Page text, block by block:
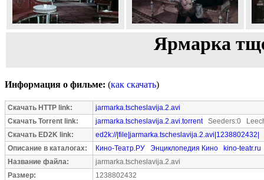
Ярмарка
Информация о фильме: (как скачать)
Скачать HTTP link:
jarmarka.tscheslavija.2.avi
Скачать Torrent link:
jarmarka.tscheslavija.2.avi.torrentSeeders:0
Скачать ED2K link:
ed2k://|file|jarmarka.tscheslavija.2.avi|1238802432|
Описание в каталогах:
Кино-Театр.РУ Энциклопедия Кино
kino-teatr.ru
Название файла:
jarmarka.tscheslavija.2.avi
Размер:
1238802432